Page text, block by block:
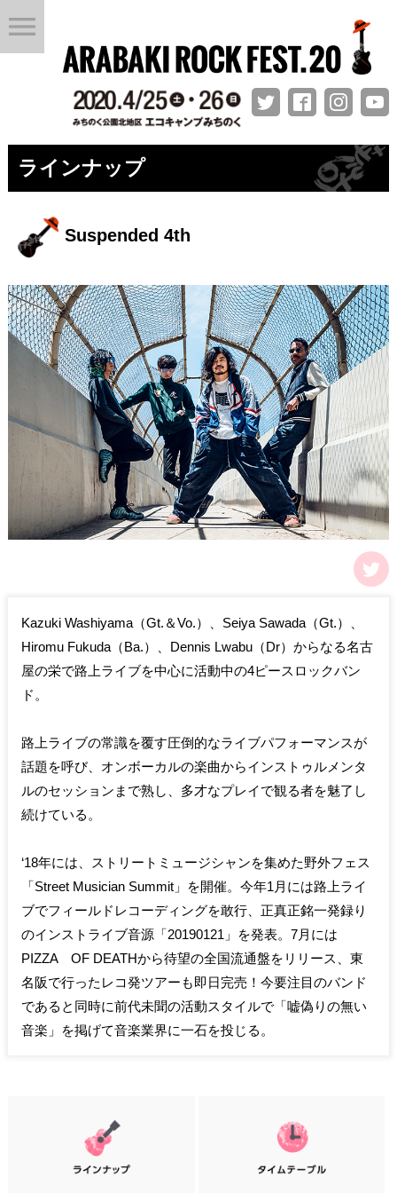
menu
ラインナップ
Suspended 4th
Kazuki Washiyama（Gt.＆Vo.）、Seiya Sawada（Gt.）、
Hiromu Fukuda（Ba.）、Dennis Lwabu（Dr）からなる名古
屋の栄で路上ライブを中心に活動中の4ピースロックバン
ド。
路上ライブの常識を覆す圧倒的なライブパフォーマンスが
話題を呼び、オンボーカルの楽曲からインストゥルメンタ
ルのセッションまで熟し、多才なプレイで観る者を魅了し
続けている。
‘18年には、ストリートミュージシャンを集めた野外フェス
「Street Musician Summit」を開催。今年1月には路上ライ
ブでフィールドレコーディングを敢行、正真正銘一発録り
のインストライブ音源「20190121」を発表。7月には
PIZZA OF DEATHから待望の全国流通盤をリリース、東
名阪で行ったレコ発ツアーも即日完売！今要注目のバンド
であると同時に前代未聞の活動スタイルで「嘘偽りの無い
音楽」を掲げて音楽業界に一石を投じる。